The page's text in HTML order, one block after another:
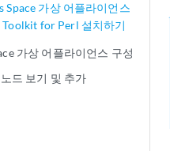
Space 가상 어플라이언스
Toolkit for Perl 설치하기
가상 어플라이언스 구성
드 보기 및 추가